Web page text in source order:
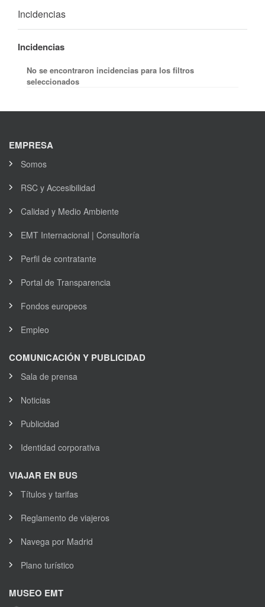
Incidencias
Incidencias
No se encontraron incidencias para los filtros
seleccionados
EMPRESA
Somos
RSC y Accesibilidad
Calidad y Medio Ambiente
EMT Internacional | Consultoría
Perfil de contratante
Portal de Transparencia
Fondos europeos
Empleo
COMUNICACIÓN Y PUBLICIDAD
Sala de prensa
Noticias
Publicidad
Identidad corporativa
VIAJAR EN BUS
Títulos y tarifas
Reglamento de viajeros
Navega por Madrid
Plano turístico
MUSEO EMT